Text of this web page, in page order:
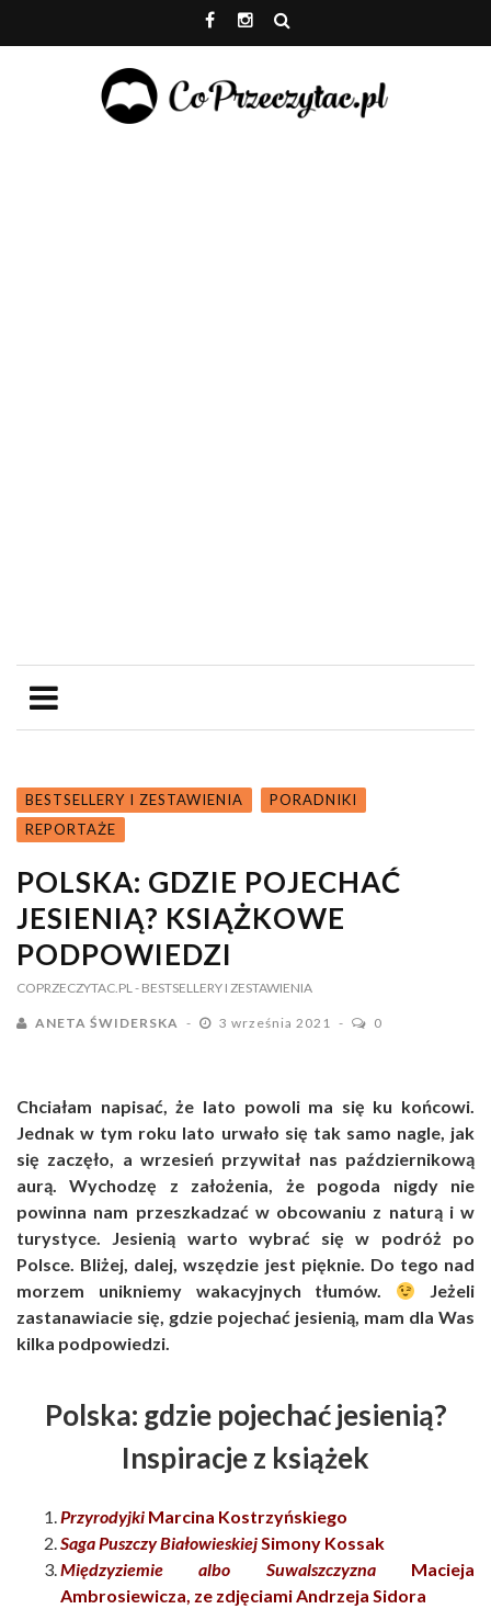
BESTSELLERY I ZESTAWIENIA
PORADNIKI
REPORTAŻE
POLSKA: GDZIE POJECHAĆ
JESIENIĄ? KSIĄŻKOWE
PODPOWIEDZI
COPRZECZYTAC.PL - BESTSELLERY I ZESTAWIENIA
ANETA ŚWIDERSKA 3 września 2021 0
Chciałam napisać, że lato powoli ma się ku końcowi.
Jednak w tym roku lato urwało się tak samo nagle, jak
się zaczęło, a wrzesień przywitał nas październikową
aurą. Wychodzę z założenia, że pogoda nigdy nie
powinna nam przeszkadzać w obcowaniu z naturą i w
turystyce.
Jesienią warto wybrać się w podróż po
Polsce. Bliżej, dalej, wszędzie jest pięknie. Do tego nad
morzem unikniemy wakacyjnych tłumów.
Jeżeli
zastanawiacie się, gdzie pojechać jesienią, mam dla Was
kilka podpowiedzi.
Polska: gdzie pojechać jesienią?
Inspiracje z książek
Przyrodyjki Marcina Kostrzyńskiego
Saga Puszczy Białowieskiej Simony Kossak
Międzyziemie albo SuwalszczyznaMacieja
Ambrosiewicza, ze zdjęciami Andrzeja Sidora